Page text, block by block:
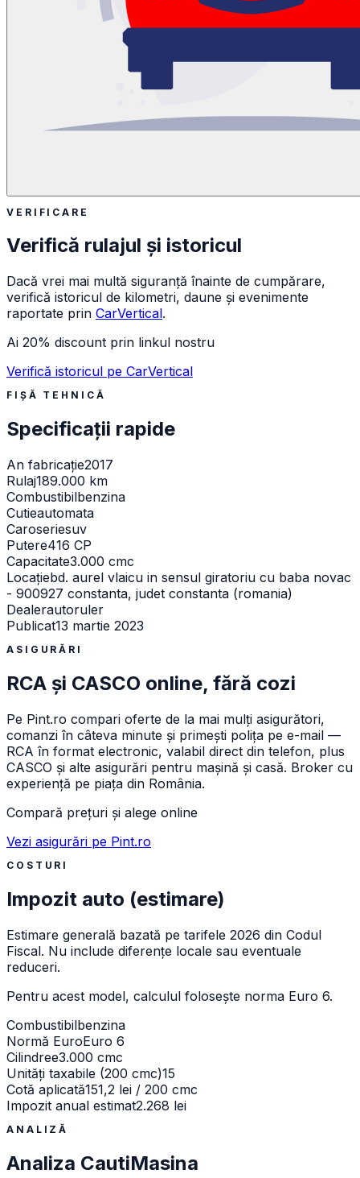
VERIFICARE
Verifică rulajul și istoricul
Dacă vrei mai multă siguranță înainte de cumpărare,
verifică istoricul de kilometri, daune și evenimente
raportate prin CarVertical.
Ai 20% discount prin linkul nostru
Verifică istoricul pe CarVertical
FIȘĂ TEHNICĂ
Specificații rapide
An fabricație2017
Rulaj189.000 km
Combustibilbenzina
Cutieautomata
Caroseriesuv
Putere416 CP
Capacitate3.000 cmc
Locațiebd. aurel vlaicu in sensul giratoriu cu baba novac
- 900927 constanta, judet constanta (romania)
Dealerautoruler
Publicat13 martie 2023
ASIGURĂRI
RCA și CASCO online, fără cozi
Pe Pint.ro compari oferte de la mai mulți asigurători,
comanzi în câteva minute și primești polița pe e-mail —
RCA în format electronic, valabil direct din telefon, plus
CASCO și alte asigurări pentru mașină și casă. Broker cu
experiență pe piața din România.
Compară prețuri și alege online
Vezi asigurări pe Pint.ro
COSTURI
Impozit auto (estimare)
Estimare generală bazată pe tarifele 2026 din Codul
Fiscal. Nu include diferențe locale sau eventuale
reduceri.
Pentru acest model, calculul folosește norma Euro 6.
Combustibilbenzina
Normă EuroEuro 6
Cilindree3.000 cmc
Unități taxabile (200 cmc)15
Cotă aplicată151,2 lei / 200 cmc
Impozit anual estimat2.268 lei
ANALIZĂ
Analiza CautiMasina